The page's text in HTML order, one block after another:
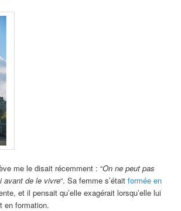
me le disait récemment : “On ne peut pas
avant de le vivre“. Sa femme s’était formée en
et il pensait qu’elle exagérait lorsqu’elle lui
en formation.